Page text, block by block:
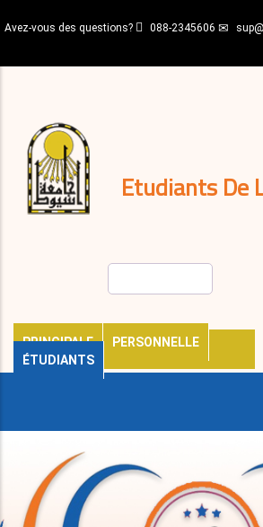
au
principal
Avez-vous des questions? 088-2345606
Etudiants De
PRINCIPALE
PERSONNELLE
ÉTUDIANTS
décisions
Expatriés
Journal